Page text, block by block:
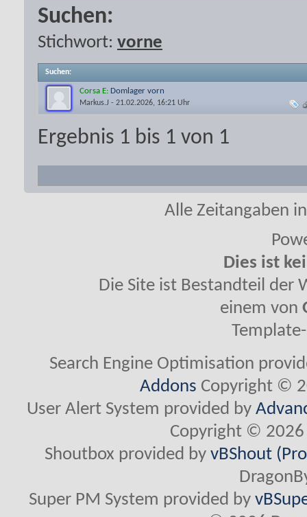
Suchen:
Stichwort: vorne
Suchen:
Corsa E: Domlager vorn
Markus.J - 21.02.2026, 16:21 Uhr
Ergebnis 1 bis 1 von 1
Alle Zeitangaben
Dies ist
Die Site ist Bestandteil der
einem von
Search Engine Optimisation
Addons Copyright ©
User Alert System provided by
Copyright © 2026
Shoutbox provided byvBShout
Super PM System provided by